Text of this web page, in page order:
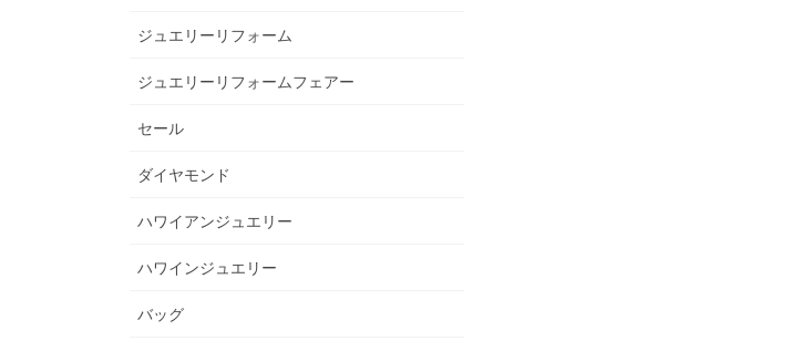
ジュエリーリフォーム
ジュエリーリフォームフェアー
セール
ダイヤモンド
ハワイアンジュエリー
ハワインジュエリー
バッグ